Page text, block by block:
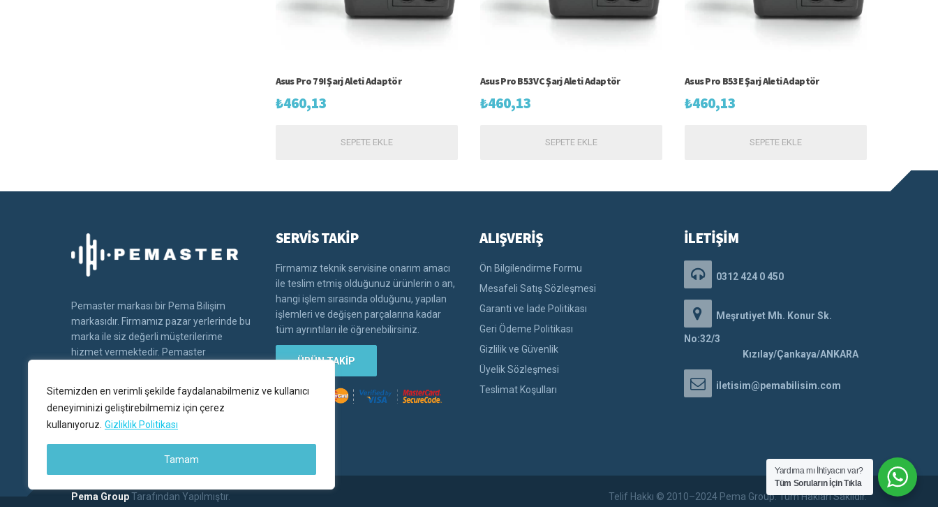
Sitemizden en verimli şekilde faydalanabilmeniz ve kullanıcı
deneyiminizi geliştirebilmemiz için çerez
kullanıyoruz. Gizliklik Politikası
Tamam
Asus Pro 79I Şarj Aleti Adaptör
₺460,13
SEPETE EKLE
Asus Pro B53VC Şarj Aleti Adaptör
₺460,13
SEPETE EKLE
Asus Pro B53E Şarj Aleti Adaptör
₺460,13
SEPETE EKLE
Pemaster markası bir Pema Bilişim
markasıdır. Firmamız pazar yerlerinde bu
marka ile siz değerli müşterilerime
hizmet vermektedir. Pemaster
SERVİS TAKİP
Firmamız teknik servisine onarım amacı
ile teslim etmiş olduğunuz ürünlerin o an,
hangi işlem sırasında olduğunu, yapılan
işlemleri ve değişen parçalarına kadar
tüm ayrıntıları ile öğrenebilirsiniz.
ÜRÜN TAKİP
ALIŞVERİŞ
Ön Bilgilendirme Formu
Mesafeli Satış Sözleşmesi
Garanti ve İade Politikası
Geri Ödeme Politikası
Gizlilik ve Güvenlik
Üyelik Sözleşmesi
Teslimat Koşulları
İLETİŞİM
0312 424 0 450
Meşrutiyet Mh. Konur Sk.
No:32/3
Kızılay/Çankaya/ANKARA
iletisim@pemabilisim.com
Pema GroupTarafından Yapılmıştır. Telif Hakkı © 2010–2024 Pema Group. Tüm Hakları Saklıdır.
Yardıma mı İhtiyacın var?
Tüm Soruların İçin Tıkla